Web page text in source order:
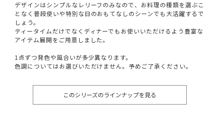
デザインはシンプルなレリーフのみなので、お料理の種類を選ぶこ
となく普段使いや特別な日のおもてなしのシーンでも大活躍するで
しょう。
ティータイムだけでなくディナーでもお使いいただけるよう豊富な
アイテム展開をご用意しました。
1点ずつ発色や風合いが多少異なります。
色調についてはお選びいただけません。予めご了承ください。
このシリーズのラインナップを見る